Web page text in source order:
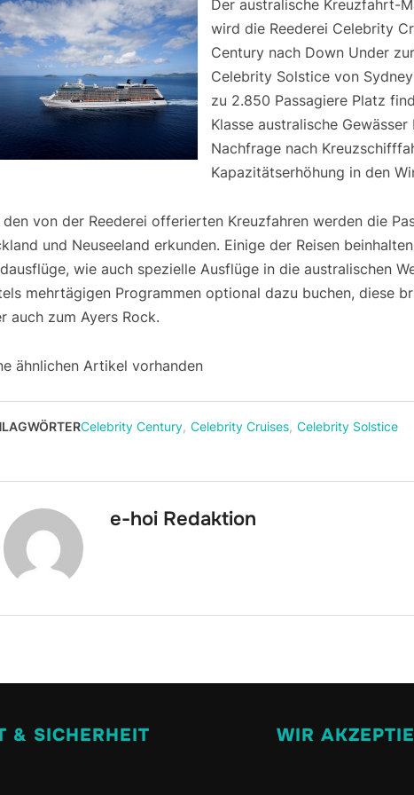
Der australische Kreuzfahrt-
wird die Reederei Celebrity
Century nach Down Under
Celebrity Solstice von
zu 2.850 Passagiere Platz
Klasse australische
Nachfrage nach
Kapazitätserhöhung in den
von der Reederei offerierten Kreuzfahren werden die
und Neuseeland erkunden. Einige der Reisen
wie auch spezielle Ausflüge in die australischen
mehrtägigen Programmen optional dazu buchen, diese
auch zum Ayers Rock.
ähnlichen Artikel vorhanden
Celebrity Century, Celebrity Cruises, Celebrity Solstice
e-hoi Redaktion
& SICHERHEIT WIR